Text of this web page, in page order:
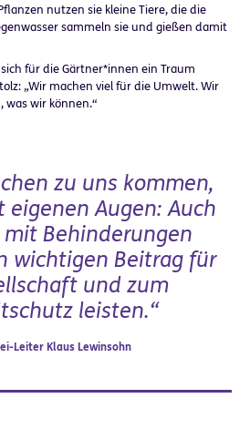
nutzen sie kleine Tiere, die die
sammeln sie und gießen damit
für die Gärtner*innen ein Traum
„Wir machen viel für die Umwelt. Wir
was wir können.“
zu uns kommen,
eigenen Augen: Auch
mit Behinderungen
wichtigen Beitrag für
und zum
leisten.“
Leiter Klaus Lewinsohn